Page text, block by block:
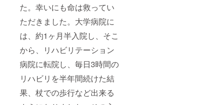
た。幸いにも命は救ってい
ただきました。大学病院に
は、約1ヶ月半入院し、そこ
から、リハビリテーション
病院に転院し、毎日3時間の
リハビリを半年間続けた結
果、杖での歩行など出来る